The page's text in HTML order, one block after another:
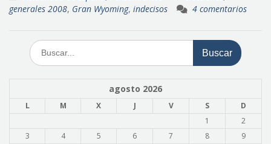
generales 2008, Gran Wyoming, indecisos 4 comentarios
Buscar:
agosto 2026
L M X J V S
D
1
2
3
4 5 6 7 8
9